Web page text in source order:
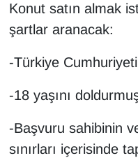
Konut satın almak
şartlar aranacak:
-Türkiye
-18 yaşını
-Başvuru sahibinin
sınırları içerisinde